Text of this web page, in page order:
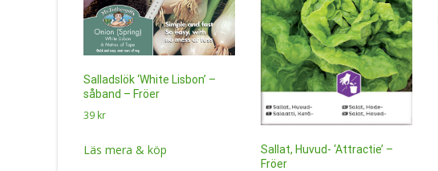
Salladslök ‘White Lisbon’ –
såband – Fröer
39 kr
Läs mera & köp
Sallat, Huvud- ‘Attractie’ –
Fröer